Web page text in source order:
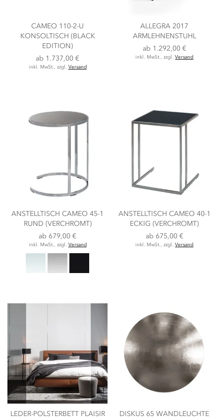
CAMEO 110-2-U
KONSOLTISCH (BLACK
EDITION)
ab 1.737,00 €
inkl. MwSt., zzgl. Versand
ALLEGRA 2017
ARMLEHNENSTUHL
ab 1.292,00 €
inkl. MwSt., zzgl.Versand
ANSTELLTISCH CAMEO 45-1
RUND (VERCHROMT)
ab 679,00 €
inkl. MwSt., zzgl. Versand
ANSTELLTISCH CAMEO 40-1
ECKIG (VERCHROMT)
ab 675,00 €
inkl. MwSt., zzgl.Versand
LEDER-POLSTERBETT PLAISIR
DISKUS 65 WANDLEUCHTE